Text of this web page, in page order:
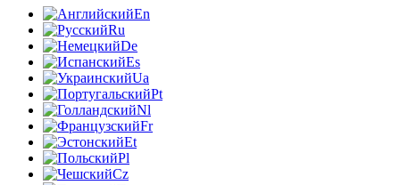
En
Ru
De
Es
Ua
Pt
Nl
Fr
Et
Pl
Cz